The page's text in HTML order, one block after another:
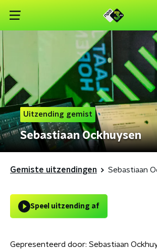
Uitzending gemist
Sebastiaan Ockhuysen
Gemiste uitzendingen Sebastiaan
Speel uitzending af
Gepresenteerd door: Sebastiaan